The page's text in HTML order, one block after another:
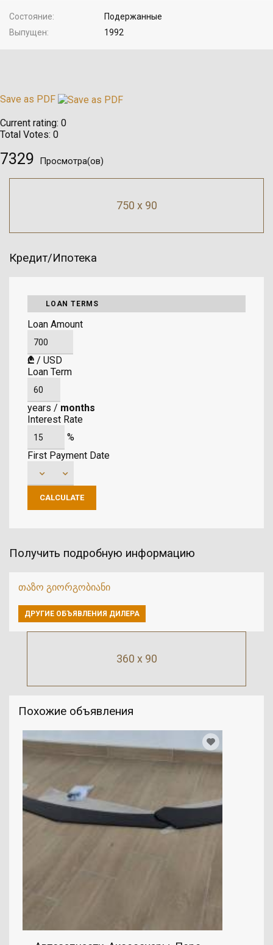
360 x 90
Похожие объявления
Состояние
Подержанные
Выпущен
1992
Save as PDF
Current rating: 0
Total Votes: 0
7329 Просмотра(ов)
750 x 90
Кредит/Ипотека
LOAN TERMS
Loan Amount
₾ / USD
Loan Term
years / months
Interest Rate
%
First Payment Date
Получить подробную информацию
თაზო გიორგობიანი
ДРУГИЕ ОБЪЯВЛЕНИЯ ДИЛЕРА